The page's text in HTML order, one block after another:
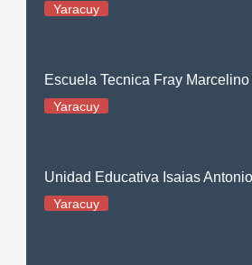
Yaracuy
Escuela Tecnica Fray
Yaracuy
Unidad Educativa Isaias
Yaracuy